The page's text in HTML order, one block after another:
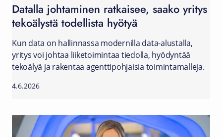
Datalla johtaminen ratkaisee, saako yritys
tekoälystä todellista hyötyä
Kun data on hallinnassa modernilla data-alustalla,
yritys voi johtaa liiketoimintaa tiedolla, hyödyntää
tekoälyä ja rakentaa agenttipohjaisia toimintamalleja.
4.6.2026